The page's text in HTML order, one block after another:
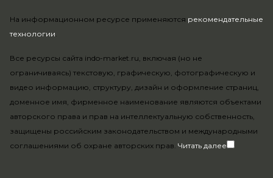
На информационном ресурсе применяются рекомендательные
технологии.
Все ресурсы сайта indo-market.ru, включая (но не
ограничиваясь) текстовую, графическую, фотографическую и
видео информацию, структуру, дизайн и оформление страниц,
доменное имя, фирменное наименование являются объектами
авторского права и прав на интеллектуальную собственность,
защищены российским законодательством и международными
соглашениями об охране авторских прав. Читать далее